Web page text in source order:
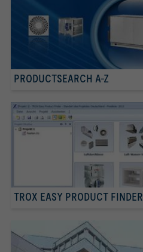
PRODUCTSEARCH A-Z
TROX EASY PRODUCT FINDER